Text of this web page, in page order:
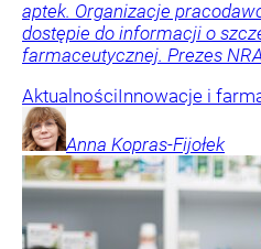
aptek. Organizacje
dostępie do informacji o
farmaceutycznej. Prezes
AktualnościInnowacje i
Anna Kopras-Fijołek